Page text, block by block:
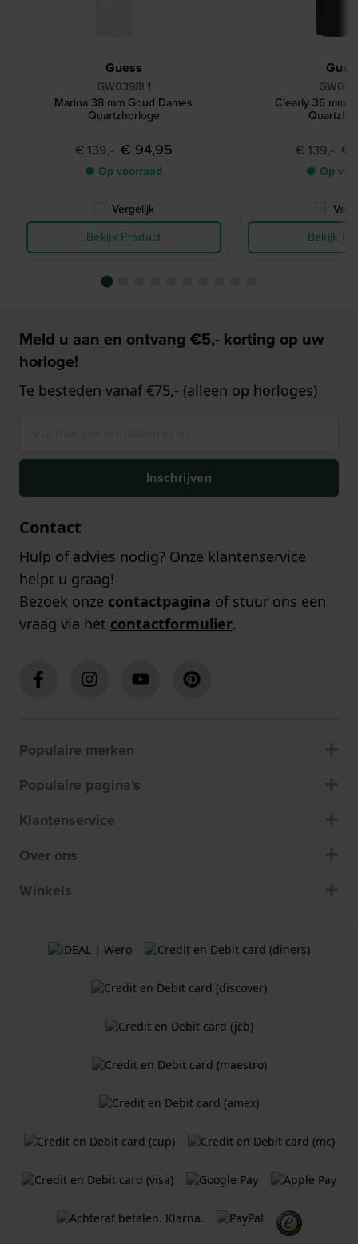
Guess
GW0398L1
Marina 38 mm Goud Dames
Quartzhorloge
€ 139,- € 94,95
● Op voorraad
Vergelijk
Bekijk Product
Clearly 36 mm
€ 139,- €
● Op
Bekijk
Meld u aan en ontvang €5,- korting op uw
horloge!
Te besteden vanaf €75,- (alleen op horloges)
Inschrijven
Contact
Hulp of advies nodig? Onze klantenservice
helpt u graag!
Bezoek onze contactpagina of stuur ons een
vraag via het contactformulier.
Populaire merken
Populaire pagina's
Klantenservice
Over ons
Winkels